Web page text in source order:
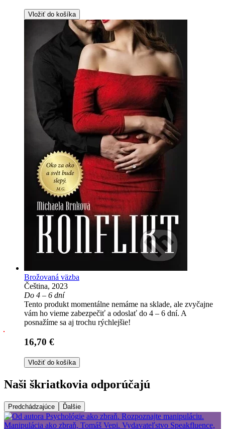
Vložiť do košíka
Brožovaná väzba
Čeština, 2023
Do 4 – 6 dní
Tento produkt momentálne nemáme na sklade, ale zvyčajne
vám ho vieme zabezpečiť a odoslať do 4 – 6 dní. A
posnažíme sa aj trochu rýchlejšie!
16,70 €
Vložiť do košíka
Naši škriatkovia odporúčajú
Predchádzajúce Ďalšie